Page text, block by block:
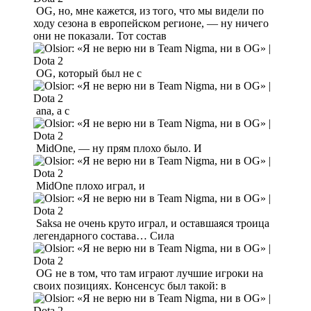
OG, но, мне кажется, из того, что мы видели по
ходу сезона в европейском регионе, — ну ничего
они не показали. Тот состав
OG, который был не с
ana, а с
MidOne, — ну прям плохо было. И
MidOne плохо играл, и
Saksa не очень круто играл, и оставшаяся троица
легендарного состава… Сила
OG не в том, что там играют лучшие игроки на
своих позициях. Консенсус был такой: в